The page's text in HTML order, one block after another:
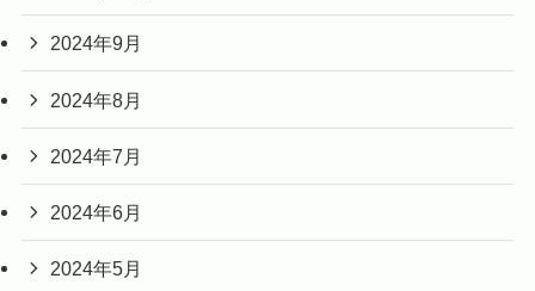
2024年9月
2024年8月
2024年7月
2024年6月
2024年5月